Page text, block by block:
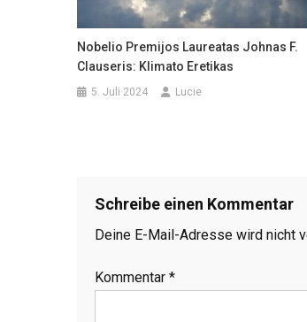
Nobelio Premijos Laureatas Johnas F.
Clauseris: Klimato Eretikas
5. Juli 2024 Lucie
Schreibe einen Kommentar
Deine E-Mail-Adresse wird nicht
Kommentar *